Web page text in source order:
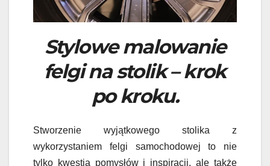
Stylowe malowanie
felgi na stolik – krok
po kroku.
Stworzenie wyjątkowego stolika z
wykorzystaniem felgi samochodowej to nie
tylko kwestia pomysłów i inspiracji, ale także